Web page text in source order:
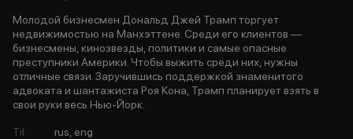
Молодой бизнесмен Дональд Джей Трамп торгует
недвижимостью на Манхэттене. Среди его клиентов —
бизнесмены, кинозвезды, политики и самые опасные
преступники Америки. Чтобы выжить среди них, нужны
отличные связи. Заручившись поддержкой знаменитого
адвоката и шантажиста Роя Кона, Трамп планирует взять в
свои руки весь Нью-Йорк.
Til:
rus, eng